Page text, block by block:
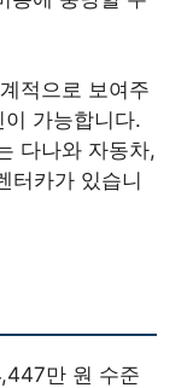
적으로 보여주
가능합니다.
다나와 자동차,
터카가 있습니
만 원 수준